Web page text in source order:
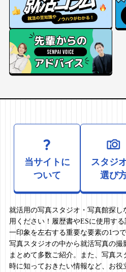
当サイトに
ついて
スタジ
選び
就活用の写真スタジオ・写真館探し
用ください！履歴書やESに使用す
一印象を左右する重要な要素の1つ
写真スタジオの中から就活写真の
まとめて多数ご紹介。また、写真
時に知っておきたい情報など、お役